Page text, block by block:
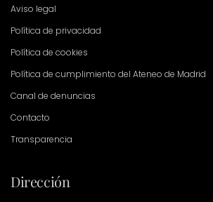
Aviso legal
Política de privacidad
Política de cookies
Política de cumplimiento del Ateneo de Madrid
Canal de denuncias
Contacto
Transparencia
Dirección